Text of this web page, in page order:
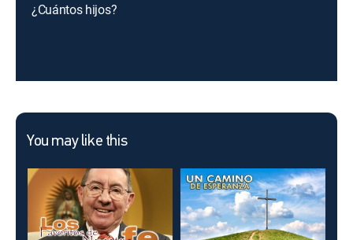
¿Cuántos hijos?
You may like this